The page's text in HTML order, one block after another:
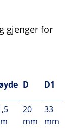
gjenger for
D D1
20
mm
33
mm